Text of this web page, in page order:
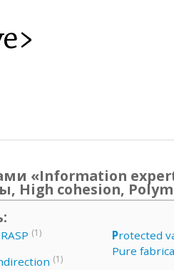
«Information
High cohesion,
RASP (1)
(1)
Protected
Pure